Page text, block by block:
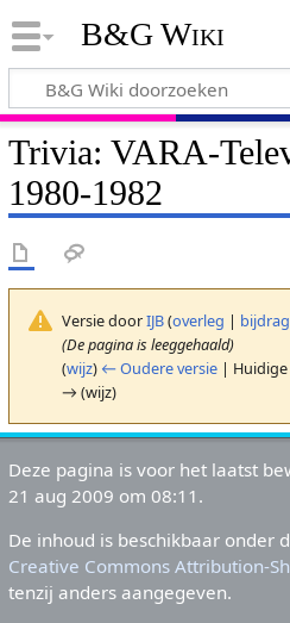
B&G Wiki
Trivia: VARA-
1980-1982
Versie doorIJB(overleg |
(De pagina is leeggehaald)
(wijz) ← Oudere versie| Huidige
→ (wijz)
Deze pagina is voor het laatst
21 aug 2009 om 08:11.
De inhoud is beschikbaar onder
Creative Commons Attribution-
tenzij anders aangegeven.